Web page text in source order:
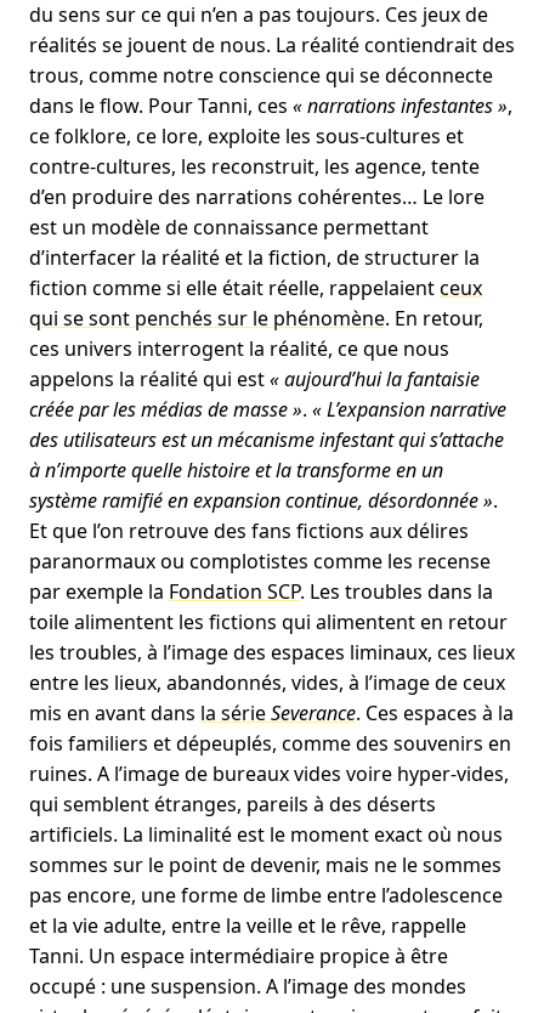
du sens sur ce qui n’en a pas toujours. Ces jeux de
réalités se jouent de nous. La réalité contiendrait des
trous, comme notre conscience qui se déconnecte
dans le flow. Pour Tanni, ces « narrations infestantes »,
ce folklore, ce lore, exploite les sous-cultures et
contre-cultures, les reconstruit, les agence, tente
d’en produire des narrations cohérentes… Le lore
est un modèle de connaissance permettant
d’interfacer la réalité et la fiction, de structurer la
fiction comme si elle était réelle, rappelaientceux
qui se sont penchés sur le phénomène. En retour,
ces univers interrogent la réalité, ce que nous
appelons la réalité qui est« aujourd’hui la fantaisie
créée par les médias de masse ». « L’expansion narrative
des utilisateurs est un mécanisme infestant qui s’attache
à n’importe quelle histoire et la transforme en un
système ramifié en expansion continue, désordonnée ».
Et que l’on retrouve des fans fictions aux délires
paranormaux ou complotistes comme les recense
par exemple la Fondation SCP. Les troubles dans la
toile alimentent les fictions qui alimentent en retour
les troubles, à l’image des espaces liminaux, ces lieux
entre les lieux, abandonnés, vides, à l’image de ceux
mis en avant dans la sérieSeverance. Ces espaces à la
fois familiers et dépeuplés, comme des souvenirs en
ruines. A l’image de bureaux vides voire hyper-vides,
qui semblent étranges, pareils à des déserts
artificiels. La liminalité est le moment exact où nous
sommes sur le point de devenir, mais ne le sommes
pas encore, une forme de limbe entre l’adolescence
et la vie adulte, entre la veille et le rêve, rappelle
Tanni. Un espace intermédiaire propice à être
occupé : une suspension. A l’image des mondes